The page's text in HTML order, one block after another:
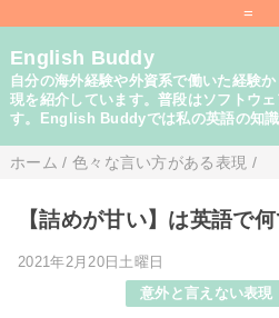
=
English Buddy
自分の海外経験や外資系で働いた経験
現を紹介しています。普段はソフトウ
す。English Buddyでは私の英語の知識
ホーム / 色々な言い方がある表現 /
【詰めが甘い】は英語で
2021年2月20日土曜日
意外と言えない表現